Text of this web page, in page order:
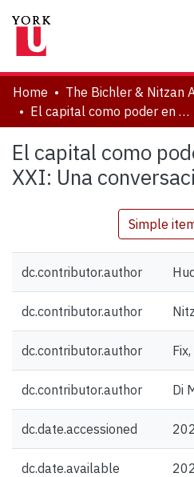
About
Communities & Collections
Statistics
Home
El capital como poder en el siglo XXI: Una conversación
El capital como
XXI: Una
Simple
dc.contributor.author
dc.contributor.author
dc.contributor.author
dc.contributor.author Di
dc.date.accessioned
dc.date.available